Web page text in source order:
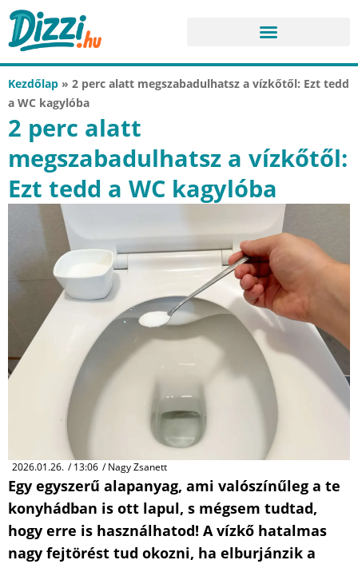
Kezdőlap » 2 perc alatt megszabadulhatsz a vízkőtől: Ezt tedd
a WC kagylóba
2 perc alatt
megszabadulhatsz a vízkőtől:
Ezt tedd a WC kagylóba
2026.01.26. / 13:06 /Nagy Zsanett
Egy egyszerű alapanyag, ami valószínűleg a te
konyhádban is ott lapul, s mégsem tudtad,
hogy erre is használhatod! A vízkő hatalmas
nagy fejtörést tud okozni, ha elburjánzik a